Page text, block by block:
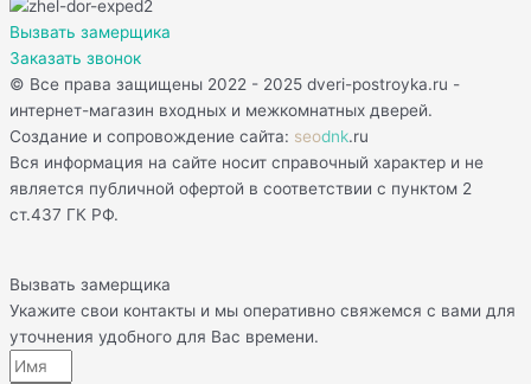
Вызвать замерщика
Заказать звонок
© Все права защищены 2022 - 2025 dveri-postroyka.ru -
интернет-магазин входных и межкомнатных дверей.
Создание и сопровождение сайта: seodnk.ru
Вся информация на сайте носит справочный характер и не
является публичной офертой в соответствии с пунктом 2
ст.437 ГК РФ.
Вызвать замерщика
Укажите свои контакты и мы оперативно свяжемся с вами для
уточнения удобного для Вас времени.